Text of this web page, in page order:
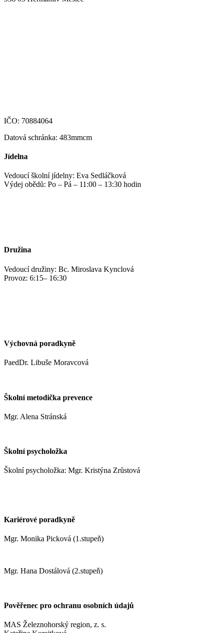
IČO: 70884064
Datová schránka: 483mmcm
Jídelna
Vedoucí školní jídelny: Eva Sedláčková
Výdej obědů: Po – Pá – 11:00 – 13:30 hodin
Družina
Vedoucí družiny: Bc. Miroslava Kynclová
Provoz: 6:15– 16:30
Výchovná poradkyně
PaedDr. Libuše Moravcová
Školní metodička prevence
Mgr. Alena Stránská
Školní psycholožka
Školní psycholožka: Mgr. Kristýna Zrůstová
Kariérové poradkyně
Mgr. Monika Picková (1.stupeň)
Mgr. Hana Dostálová (2.stupeň)
Pověřenec pro ochranu osobních údajů
MAS Železnohorský region, z. s.